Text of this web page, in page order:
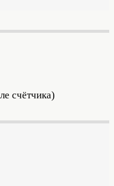
счётчика)